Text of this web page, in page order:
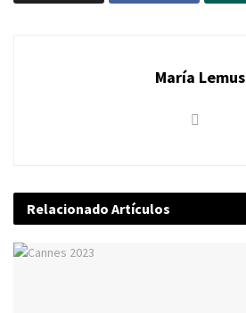
María Lemus
Relacionado Artículos